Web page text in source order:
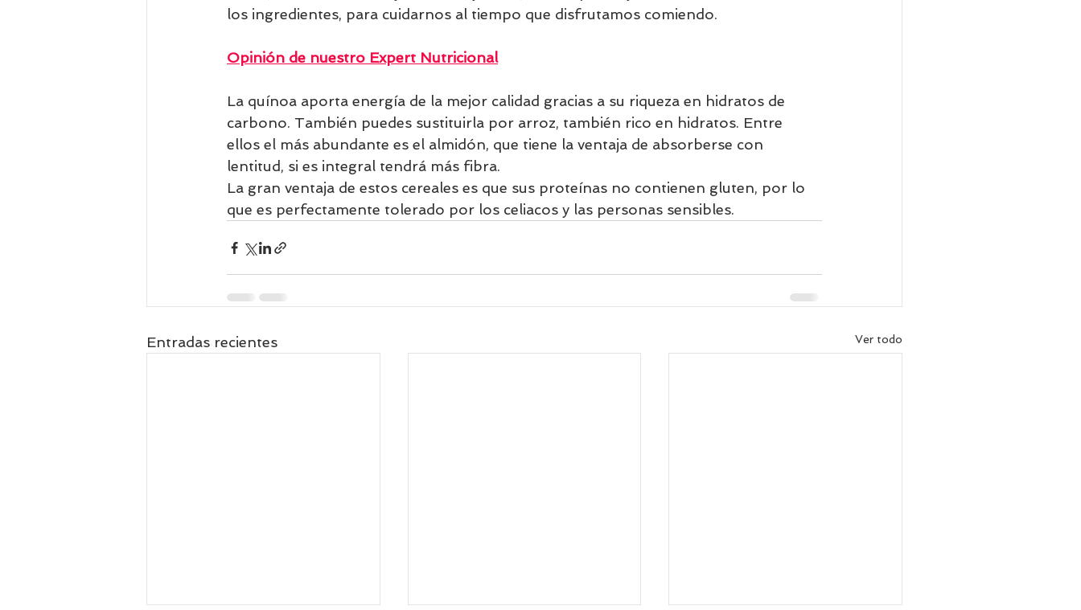
los ingredientes, para cuidarnos al tiempo que disfrutamos comiendo.
Opinión de nuestro Expert Nutricional
La quínoa aporta energía de la mejor calidad gracias a su riqueza en hidratos de
carbono. También puedes sustituirla por arroz, también rico en hidratos. Entre
ellos el más abundante es el almidón, que tiene la ventaja de absorberse con
lentitud, si es integral tendrá más fibra.
La gran ventaja de estos cereales es que sus proteínas no contienen gluten, por lo
que es perfectamente tolerado por los celiacos y las personas sensibles.
Entradas recientes Ver todo